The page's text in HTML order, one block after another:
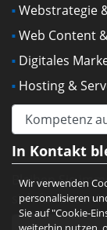
Webstrategie
Web Content
Digitales
Hosting &
In Kontakt
Bleiben Sie
sich für unser
Wir verwenden
personalisieren
Sie auf "Cookie-